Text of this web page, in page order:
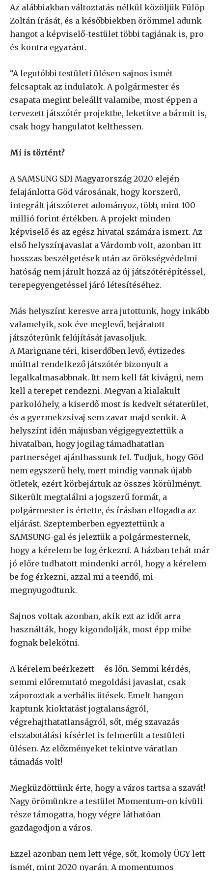
Az alábbiakban változtatás nélkül közöljük Fülöp
Zoltán írását, és a későbbiekben örömmel adunk
hangot a képviselő-testület többi tagjának is, pro
és kontra egyaránt.
“A legutóbbi testületi ülésen sajnos ismét
felcsaptak az indulatok. A polgármester és
csapata megint beleállt valamibe, most éppen a
tervezett játszótér projektbe, feketítve a bármit is,
csak hogy hangulatot kelthessen.
Mi is történt?
A SAMSUNG SDI Magyarország 2020 elején
felajánlotta Göd városának, hogy korszerű,
integrált játszóteret adományoz, több, mint 100
millió forint értékben. A projekt minden
képviselő és az egész hivatal számára ismert. Az
első helyszínjavaslat a Várdomb volt, azonban itt
hosszas beszélgetések után az örökségvédelmi
hatóság nem járult hozzá az új játszótérépítéssel,
terepegyengetéssel járó létesítéséhez.
Más helyszínt keresve arra jutottunk, hogy inkább
valamelyik, sok éve meglevő, bejáratott
játszóterünk felújítását javasoljuk.
A Marignane téri, kiserdőben levő, évtizedes
múlttal rendelkező játszótér bizonyult a
legalkalmasabbnak. Itt nem kell fát kivágni, nem
kell a terepet rendezni. Megvan a kialakult
parkolóhely, a kiserdő most is kedvelt sétaterület,
és a gyermekzsivaj sem zavar majd senkit. A
helyszínt idén májusban végigegyeztettük a
hivatalban, hogy jogilag támadhatatlan
partnerséget ajánlhassunk fel. Tudjuk, hogy Göd
nem egyszerű hely, mert mindig vannak újabb
ötletek, ezért körbejártuk az összes körülményt.
Sikerült megtalálni a jogszerű formát, a
polgármester is értette, és írásban elfogadta az
eljárást. Szeptemberben egyeztettünk a
SAMSUNG-gal és jeleztük a polgármesternek,
hogy a kérelem be fog érkezni. A házban tehát már
jó előre tudhatott mindenki arról, hogy a kérelem
be fog érkezni, azzal mi a teendő, mi
megnyugodtunk.
Sajnos voltak azonban, akik ezt az időt arra
használták, hogy kigondolják, most épp mibe
fognak belekötni.
A kérelem beérkezett – és lőn. Semmi kérdés,
semmi előremutató megoldási javaslat, csak
záporoztak a verbális ütések. Emelt hangon
kaptunk kioktatást jogtalanságról,
végrehajthatatlanságról, sőt, még szavazás
elszabotálási kísérlet is felmerült a testületi
ülésen. Az előzményeket tekintve váratlan
támadás volt!
Megküzdöttünk érte, hogy a város tartsa a szavát!
Nagy örömünkre a testület Momentum-on kívüli
része támogatta, hogy végre láthatóan
gazdagodjon a város.
Ezzel azonban nem lett vége, sőt, komoly ÜGY lett
ismét, mint 2020 nyarán. A momentumos